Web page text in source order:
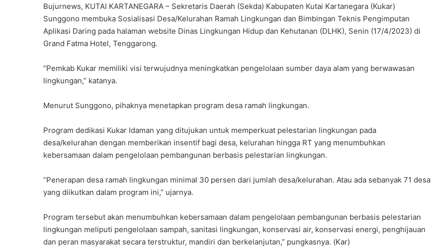
Bujurnews, KUTAI KARTANEGARA – Sekretaris Daerah (Sekda) Kabupaten Kutai Kartanegara (Kukar)
Sunggono membuka Sosialisasi Desa/Kelurahan Ramah Lingkungan dan Bimbingan Teknis Pengimputan
Aplikasi Daring pada halaman website Dinas Lingkungan Hidup dan Kehutanan (DLHK), Senin (17/4/2023) di
Grand Fatma Hotel, Tenggarong.
“Pemkab Kukar memiliki visi terwujudnya meningkatkan pengelolaan sumber daya alam yang berwawasan
lingkungan,” katanya.
Menurut Sunggono, pihaknya menetapkan program desa ramah lingkungan.
Program dedikasi Kukar Idaman yang ditujukan untuk memperkuat pelestarian lingkungan pada
desa/kelurahan dengan memberikan insentif bagi desa, kelurahan hingga RT yang menumbuhkan
kebersamaan dalam pengelolaan pembangunan berbasis pelestarian lingkungan.
“Penerapan desa ramah lingkungan minimal 30 persen dari jumlah desa/kelurahan. Atau ada sebanyak 71 desa
yang diikutkan dalam program ini,” ujarnya.
Program tersebut akan menumbuhkan kebersamaan dalam pengelolaan pembangunan berbasis pelestarian
lingkungan meliputi pengelolaan sampah, sanitasi lingkungan, konservasi air, konservasi energi, penghijauan
dan peran masyarakat secara terstruktur, mandiri dan berkelanjutan,” pungkasnya. (Kar)